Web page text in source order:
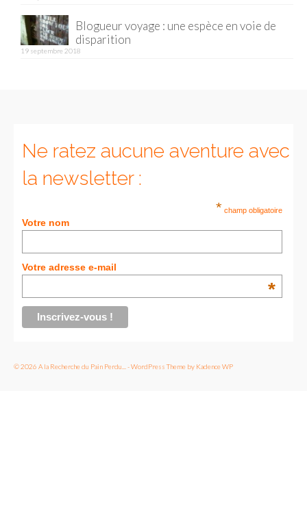
Blogueur voyage : une espèce en voie de
disparition
19 septembre 2018
Ne ratez aucune aventure avec
la newsletter :
* champ obligatoire
Votre nom
Votre adresse e-mail
*
© 2026 A la Recherche du Pain Perdu... - WordPress Theme by Kadence WP